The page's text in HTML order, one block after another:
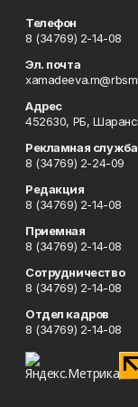
Телефон
8 (34769) 2-14-08
Эл. почта
Адрес
452630, РБ,
Рекламная служба
8 (34769) 2-24-09
Редакция
8 (34769) 2-14-08
Приемная
8 (34769) 2-14-08
Сотрудничество
8 (34769) 2-14-08
Отдел кадров
8 (34769) 2-14-08